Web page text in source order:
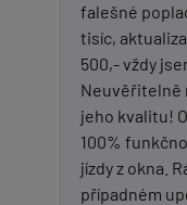
falešné
tisíc,
500,- vždy
Neuvěřitelně
jeho kvalitu!
100%
jízdy z okna.
případném